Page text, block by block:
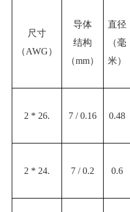
尺寸
（AWG）
导体
结构
（mm）
直径
（毫
米）
2 * 26. 7 / 0.16 0.48
2 * 24. 7 / 0.2 0.6